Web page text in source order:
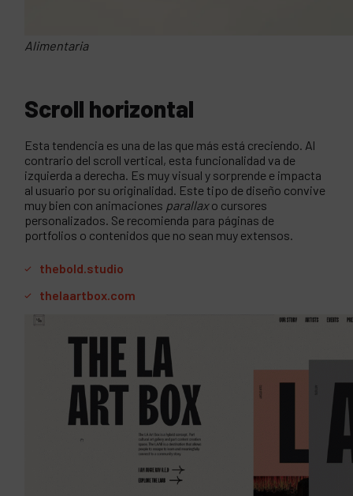
Alimentaria
Scroll horizontal
Esta tendencia es una de las que más está creciendo. Al
contrario del scroll vertical, esta funcionalidad va de
izquierda a derecha. Es muy visual y sorprende e impacta
al usuario por su originalidad. Este tipo de diseño convive
muy bien con animaciones parallaxo cursores
personalizados. Se recomienda para páginas de
portfolios o contenidos que no sean muy extensos.
thebold.studio
thelaartbox.com